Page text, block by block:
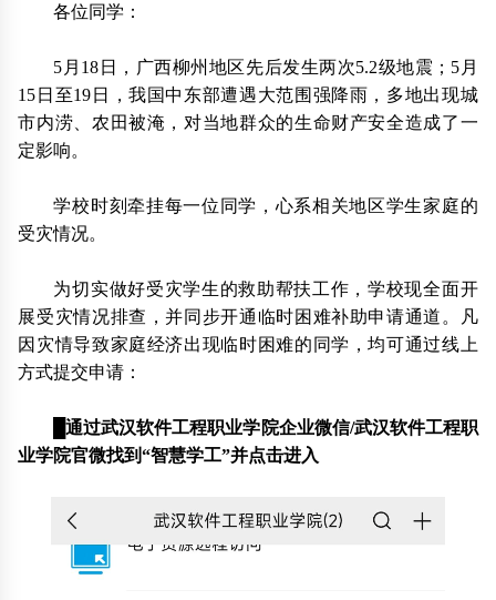
各位同学：
5月18日，广西柳州地区先后发生两次5.2级地震；5月
15日至19日，我国中东部遭遇大范围强降雨，多地出现城
市内涝、农田被淹，对当地群众的生命财产安全造成了一
定影响。
学校时刻牵挂每一位同学，心系相关地区学生家庭的
受灾情况。
为切实做好受灾学生的救助帮扶工作，学校现全面开
展受灾情况排查，并同步开通临时困难补助申请通道。凡
因灾情导致家庭经济出现临时困难的同学，均可通过线上
方式提交申请：
█通过武汉软件工程职业学院企业微信/武汉软件工程职
业学院官微找到“智慧学工”并点击进入